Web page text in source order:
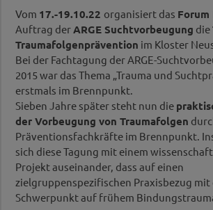
Vom 17.-19.10.22 organisiert das
Auftrag derARGE Suchtvorbeugung die
Traumafolgenprävention im Kloster
Bei der Fachtagung der ARGE-
2015 war das Thema „Trauma und
erstmals im Brennpunkt.
Sieben Jahre später steht nun die
der Vorbeugung von Traumafolgen
Präventionsfachkräfte im Brennpunkt.
sich diese Tagung mit einem
Projekt auseinander, dass auf einen
zielgruppenspezifischen Praxisbezug mit
Schwerpunkt auf frühem